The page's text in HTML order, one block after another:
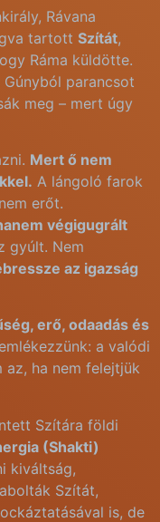
Rávana
tartott Szítát,
Ráma küldötte.
parancsot
meg – mert úgy
Mert ő nem
A lángoló farok
erőt.
végigugrált
gyúlt. Nem
az igazság
erő, odaadás és
a valódi
az, ha nem felejtjük
Szítára földi
(Shakti)
kiváltság,
Szítát,
is, de